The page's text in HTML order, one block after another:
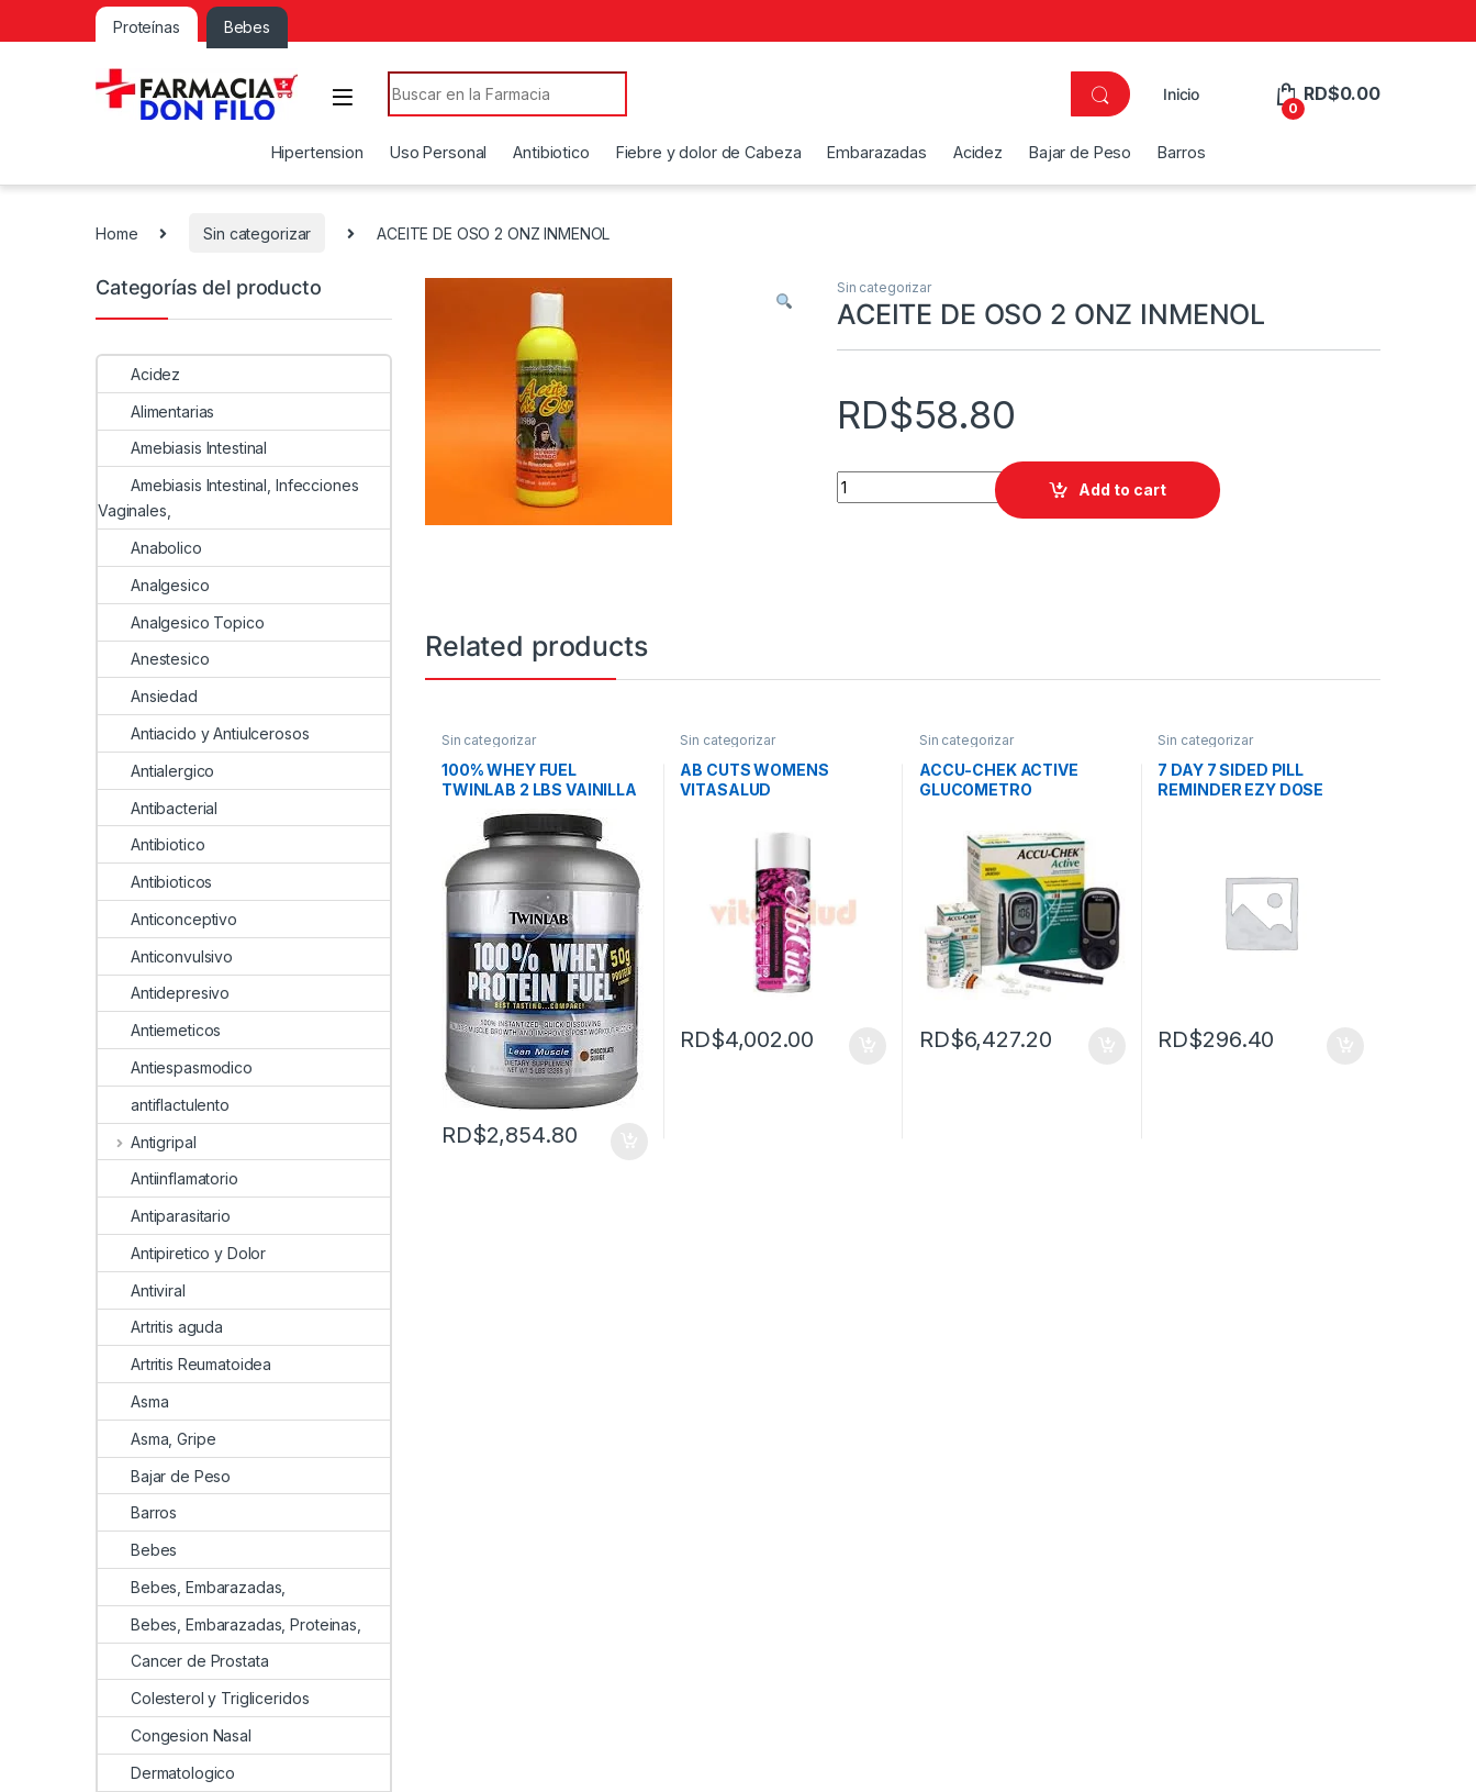
Proteínas Bebes
Search for:
Inicio
0
RD$0.00
Hipertension Uso Personal Antibiotico Fiebre y dolor de Cabeza Embarazadas Acidez Bajar de Peso Barros
Home Sin categorizar ACEITE DE OSO 2 ONZ INMENOL
Sin categorizar
ACEITE DE OSO 2 ONZ INMENOL
RD$58.80
ACEITE DE OSO 2 ONZ INMENOL quantity
Add to cart
Related products
Sin categorizar
100% WHEY FUEL
TWINLAB 2 LBS VAINILLA
RD$2,854.80
Sin categorizar
AB CUTS WOMENS
VITASALUD
RD$4,002.00
Sin categorizar
ACCU-CHEK ACTIVE
GLUCOMETRO
RD$6,427.20
Sin categorizar
7 DAY 7 SIDED PILL
REMINDER EZY DOSE
RD$296.40
Categorías del producto
Acidez
Alimentarias
Amebiasis Intestinal
Amebiasis Intestinal, Infecciones
Vaginales,
Anabolico
Analgesico
Analgesico Topico
Anestesico
Ansiedad
Antiacido y Antiulcerosos
Antialergico
Antibacterial
Antibiotico
Antibioticos
Anticonceptivo
Anticonvulsivo
Antidepresivo
Antiemeticos
Antiespasmodico
antiflactulento
Antigripal
Antiinflamatorio
Antiparasitario
Antipiretico y Dolor
Antiviral
Artritis aguda
Artritis Reumatoidea
Asma
Asma, Gripe
Bajar de Peso
Barros
Bebes
Bebes, Embarazadas,
Bebes, Embarazadas, Proteinas,
Cancer de Prostata
Colesterol y Trigliceridos
Congesion Nasal
Dermatologico